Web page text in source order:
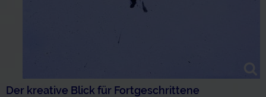
Der kreative Blick für Fortgeschrittene